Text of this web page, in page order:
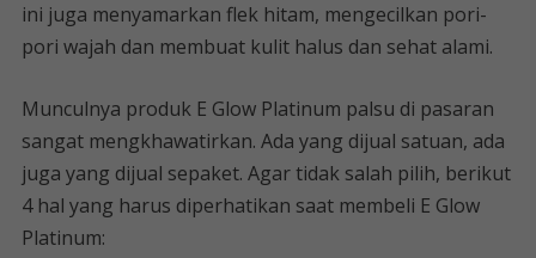
ini juga menyamarkan flek hitam, mengecilkan pori-
pori wajah dan membuat kulit halus dan sehat alami.
Munculnya produk E Glow Platinum palsu di pasaran
sangat mengkhawatirkan. Ada yang dijual satuan, ada
juga yang dijual sepaket. Agar tidak salah pilih, berikut
4 hal yang harus diperhatikan saat membeli E Glow
Platinum: